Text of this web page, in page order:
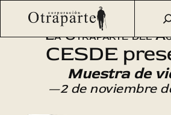
Saltar
contenido
Otraparte.org/Agenda Cultural Cine
La Otraparte del
CESDE
Muestra de
—2 de noviembre